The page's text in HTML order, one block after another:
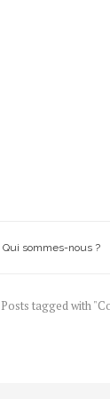
Qui sommes-nous ?
Posts tagged with